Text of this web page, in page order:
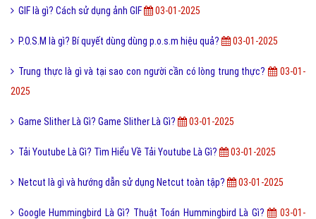
GIF là gì? Cách sử dụng ảnh GIF 03-01-2025
P.O.S.M là gì? Bí quyết dùng dùng p.o.s.m hiệu quả? 03-01-2025
Trung thực là gì và tại sao con người cần có lòng trung thực?
03-01-
2025
Game Slither Là Gì? Game Slither Là Gì? 03-01-2025
Tải Youtube Là Gì? Tìm Hiểu Về Tải Youtube Là Gì? 03-01-2025
Netcut là gì và hướng dẫn sử dụng Netcut toàn tập? 03-01-2025
Google Hummingbird Là Gì? Thuật Toán Hummingbird Là Gì?
03-01-